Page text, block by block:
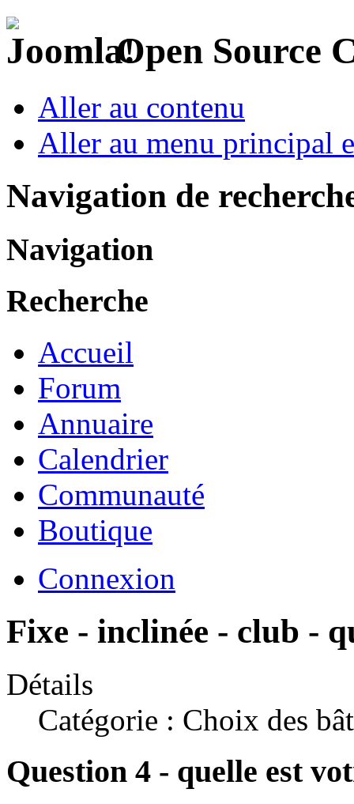
Open Source
Aller au contenu
Aller au menu principal
Navigation de
Navigation
Recherche
Accueil
Forum
Annuaire
Calendrier
Communauté
Boutique
Connexion
Fixe - inclinée - club -
Détails
Catégorie : Choix des
Question 4 - quelle est